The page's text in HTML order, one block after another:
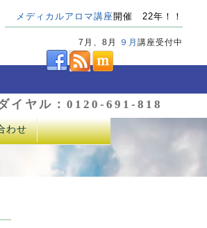
メディカルアロマ講座開催 22年！！
7月、8月 ９月 講座受付中
イヤル：0120-691-818
わせ